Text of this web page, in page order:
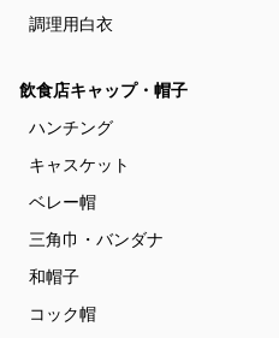
調理用白衣
飲食店キャップ・帽子
ハンチング
キャスケット
ベレー帽
三角巾・バンダナ
和帽子
コック帽